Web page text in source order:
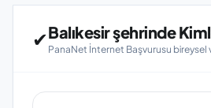
✔Balıkesir şehrinde
PanaNet İnternet Başvurusu bireysel